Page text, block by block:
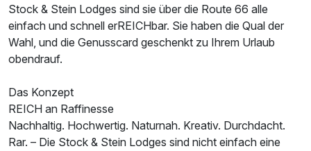
Stock & Stein Lodges sind sie über die Route 66 alle
einfach und schnell erREICHbar. Sie haben die Qual der
Wahl, und die Genusscard geschenkt zu Ihrem Urlaub
obendrauf.
Das Konzept
REICH an Raffinesse
Nachhaltig. Hochwertig. Naturnah. Kreativ. Durchdacht.
Rar. – Die Stock & Stein Lodges sind nicht einfach eine